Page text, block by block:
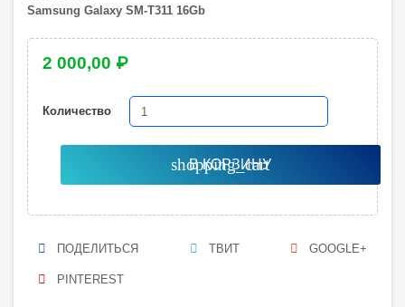
Samsung Galaxy SM-T311 16Gb
2 000,00 ₽
Количество
shopping_cart
В КОРЗИНУ
ПОДЕЛИТЬСЯ ТВИТ GOOGLE+
PINTEREST